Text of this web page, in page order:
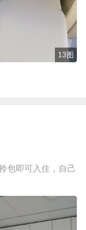
13图
包即可入住，自己